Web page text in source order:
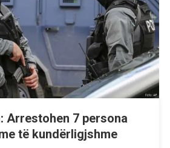
Arrestohen 7 persona
të kundërligjshme